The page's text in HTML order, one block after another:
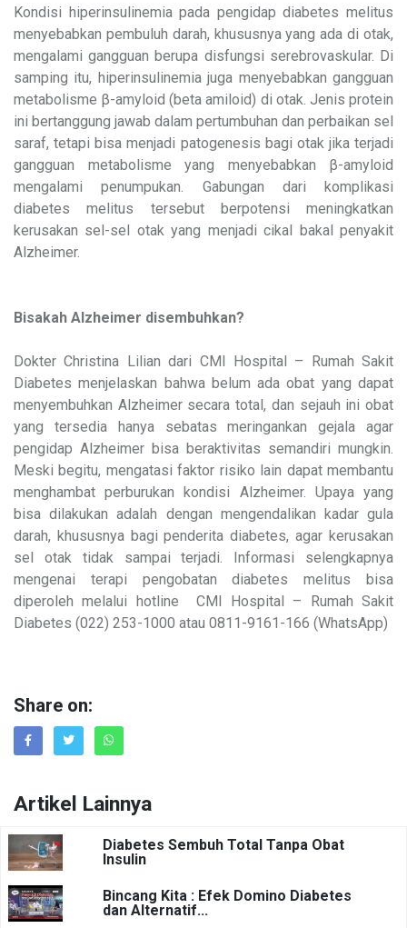
Kondisi hiperinsulinemia pada pengidap diabetes melitus
menyebabkan pembuluh darah, khususnya yang ada di otak,
mengalami gangguan berupa disfungsi serebrovaskular. Di
samping itu, hiperinsulinemia juga menyebabkan gangguan
metabolisme β-amyloid (beta amiloid) di otak. Jenis protein
ini bertanggung jawab dalam pertumbuhan dan perbaikan sel
saraf, tetapi bisa menjadi patogenesis bagi otak jika terjadi
gangguan metabolisme yang menyebabkan β-amyloid
mengalami penumpukan. Gabungan dari komplikasi
diabetes melitus tersebut berpotensi meningkatkan
kerusakan sel-sel otak yang menjadi cikal bakal penyakit
Alzheimer.
Bisakah Alzheimer disembuhkan?
Dokter Christina Lilian dari CMI Hospital – Rumah Sakit
Diabetes menjelaskan bahwa belum ada obat yang dapat
menyembuhkan Alzheimer secara total, dan sejauh ini obat
yang tersedia hanya sebatas meringankan gejala agar
pengidap Alzheimer bisa beraktivitas semandiri mungkin.
Meski begitu, mengatasi faktor risiko lain dapat membantu
menghambat perburukan kondisi Alzheimer. Upaya yang
bisa dilakukan adalah dengan mengendalikan kadar gula
darah, khususnya bagi penderita diabetes, agar kerusakan
sel otak tidak sampai terjadi. Informasi selengkapnya
mengenai terapi pengobatan diabetes melitus bisa
diperoleh melalui hotline CMI Hospital – Rumah Sakit
Diabetes (022) 253-1000 atau 0811-9161-166 (WhatsApp)
Share on:
Artikel Lainnya
Diabetes Sembuh Total Tanpa Obat
Insulin
Bincang Kita : Efek Domino Diabetes
dan Alternatif...